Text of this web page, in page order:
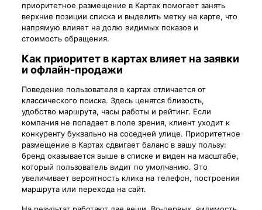
приоритетное размещение в Картах помогает занять
верхние позиции списка и выделить метку на карте, что
напрямую влияет на долю видимых показов и
стоимость обращения.
Как приоритет в картах влияет на заявки
и офлайн-продажи
Поведение пользователя в картах отличается от
классического поиска. Здесь ценятся близость,
удобство маршрута, часы работы и рейтинг. Если
компания не попадает в поле зрения, клиент уходит к
конкуренту буквально на соседней улице. Приоритетное
размещение в Картах сдвигает баланс в вашу пользу:
бренд оказывается выше в списке и виден на масштабе,
который пользователь видит по умолчанию. Это
увеличивает вероятность клика на телефон, построения
маршрута или перехода на сайт.